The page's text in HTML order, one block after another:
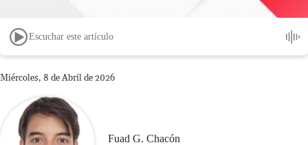
Escuchar este artículo
Miércoles, 8 de Abril de 2026
Fuad G. Chacón